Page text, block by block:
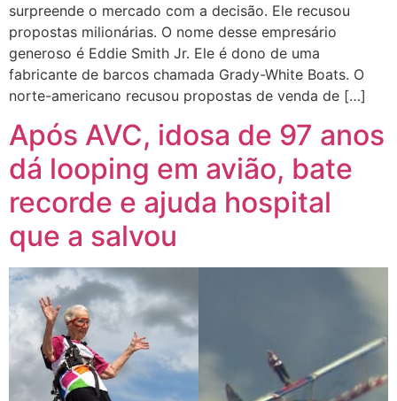
surpreende o mercado com a decisão. Ele recusou
propostas milionárias. O nome desse empresário
generoso é Eddie Smith Jr. Ele é dono de uma
fabricante de barcos chamada Grady-White Boats. O
norte-americano recusou propostas de venda de […]
Após AVC, idosa de 97 anos
dá looping em avião, bate
recorde e ajuda hospital
que a salvou